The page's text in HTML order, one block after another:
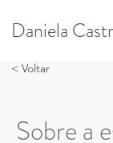
Daniela
< Voltar
Sobre a